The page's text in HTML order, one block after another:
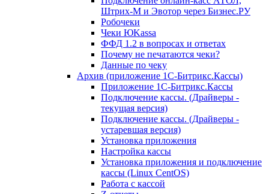
Штрих-М и Эвотор через Бизнес.РУ
Робочеки
Чеки ЮKassa
ФФД 1.2 в вопросах и ответах
Почему не печатаются чеки?
Данные по чеку
Архив (приложение 1С-Битрикс.Кассы)
Приложение 1С-Битрикс.Кассы
Подключение кассы. (Драйверы -
текущая версия)
Подключение кассы. (Драйверы -
устаревшая версия)
Установка приложения
Настройка кассы
Установка приложения и подключение
кассы (Linux CentOS)
Работа с кассой